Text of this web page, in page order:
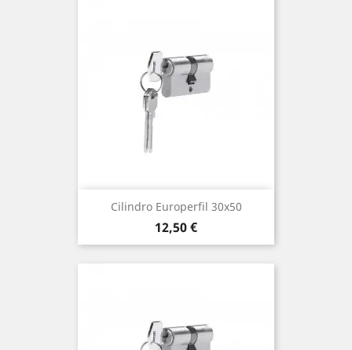
Cilindro Europerfil 30x50
Precio
12,50 €